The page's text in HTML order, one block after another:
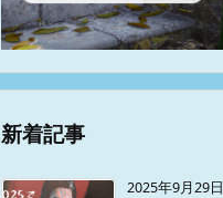
新着記事
2025年9月29日